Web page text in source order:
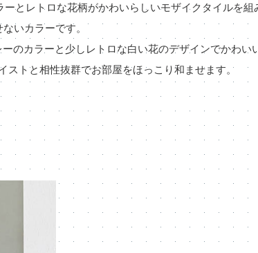
とレトロな花柄がかわいらしいモザイクタイルを組
いカラーです。
のカラーと少しレトロな白い花のデザインでかわい
トと相性抜群でお部屋をほっこり和ませます。